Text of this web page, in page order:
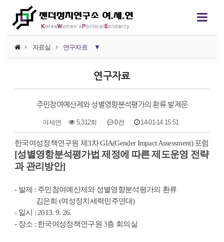
자료실 연구자료 ▼
논평/성명
언론보도
행사자료
카드뉴스
정치에서의 여성폭력
영상자료
연구자료
주민참여예산제와 성별영향분석평가의 환류 발제문
여세연 5,312회 0건 14-01-14 15:51
본문
한국여성정책연구원 제3차 GIA(Gender Impact Assessment) 포럼
[성별영항분석평가법 제정에 따른 제도운영 전략
과 관리방안]
- 발제 : 주민참여예산제와 성별영향분석평가의 환류
김은희 (여성정치세력민주연대)
- 일시 : 2013. 9. 26.
- 장소 : 한국여성정책연구원 3층 회의실